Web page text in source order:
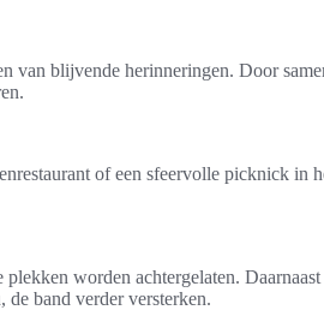
van blijvende herinneringen. Door
of een sfeervolle picknick in
worden achtergelaten.
de band verder versterken.